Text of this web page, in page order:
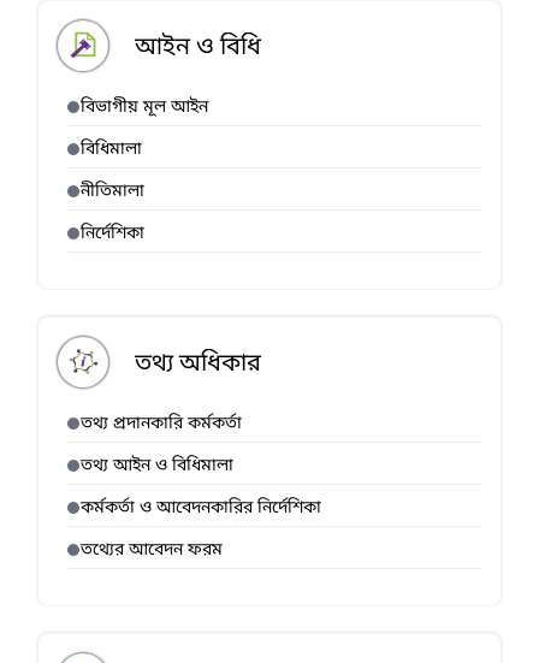
আইন ও বিধি
বিভাগীয় মূল আইন
বিধিমালা
নীতিমালা
নির্দেশিকা
তথ্য অধিকার
তথ্য প্রদানকারি কর্মকর্তা
তথ্য আইন ও বিধিমালা
কর্মকর্তা ও আবেদনকারির নির্দেশিকা
তথ্যের আবেদন ফরম